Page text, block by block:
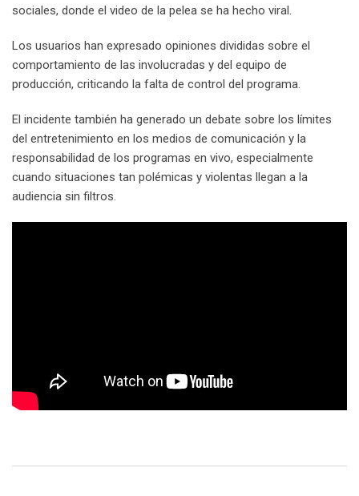
sociales, donde el video de la pelea se ha hecho viral.
Los usuarios han expresado opiniones divididas sobre el
comportamiento de las involucradas y del equipo de
producción, criticando la falta de control del programa.
El incidente también ha generado un debate sobre los límites
del entretenimiento en los medios de comunicación y la
responsabilidad de los programas en vivo, especialmente
cuando situaciones tan polémicas y violentas llegan a la
audiencia sin filtros.